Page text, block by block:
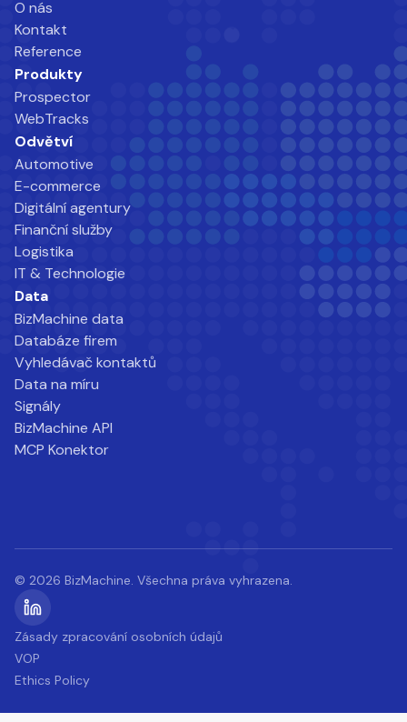
O nás
Kontakt
Reference
Produkty
Prospector
WebTracks
Odvětví
Automotive
E-commerce
Digitální agentury
Finanční služby
Logistika
IT & Technologie
Data
BizMachine data
Databáze firem
Vyhledávač kontaktů
Data na míru
Signály
BizMachine API
MCP Konektor
© 2026 BizMachine. Všechna práva vyhrazena.
Zásady zpracování osobních údajů
VOP
Ethics Policy